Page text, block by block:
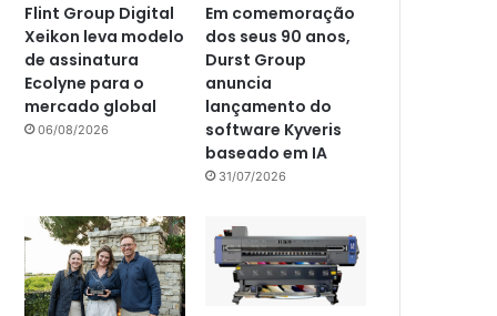
Flint Group Digital
Xeikon leva modelo
de assinatura
Ecolyne para o
mercado global
06/08/2026
Em comemoração
dos seus 90 anos,
Durst Group
anuncia
lançamento do
software Kyveris
baseado em IA
31/07/2026